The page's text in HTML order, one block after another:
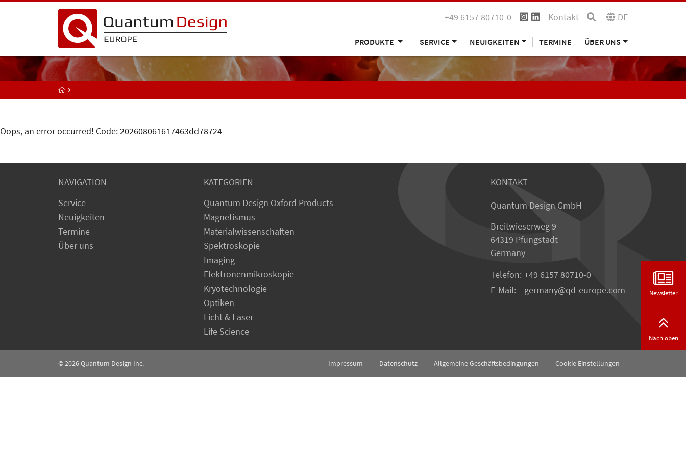
+49 6157 80710-0 Kontakt DE
PRODUKTE SERVICE NEUIGKEITEN TERMINE ÜBER UNS
Oops, an error occurred! Code: 202608061617463dd78724
NAVIGATION
Service
Neuigkeiten
Termine
Über uns
KATEGORIEN
Quantum Design Oxford Products
Magnetismus
Materialwissenschaften
Spektroskopie
Imaging
Elektronenmikroskopie
Kryotechnologie
Optiken
Licht & Laser
Life Science
KONTAKT
Quantum Design GmbH
Breitwieserweg 9
64319 Pfungstadt
Germany
Telefon: +49 6157 80710-0
E-Mail:
germany qd-europe.com
© 2026Quantum Design Inc. Impressum Datenschutz Allgemeine Geschäftsbedingungen Cookie Einstellungen
Newsletter
Nach oben